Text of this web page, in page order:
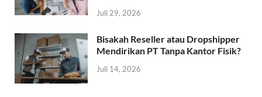
Juli 29, 2026
Bisakah Reseller atau Dropshipper
Mendirikan PT Tanpa Kantor Fisik?
Juli 14, 2026